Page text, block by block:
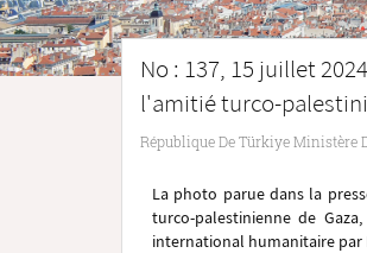
No : 137, 15 juillet
l'amitié turco-
République De Türkiye Ministère
La photo parue dans la
turco-palestinienne de
international humanitaire par